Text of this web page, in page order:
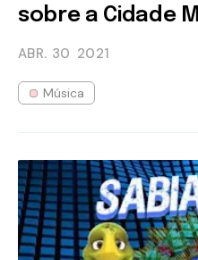
sobre a Cidade
ABR. 30 2021
Música